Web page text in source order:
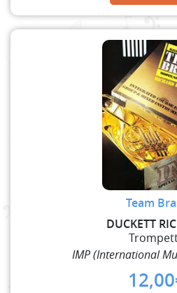
Team
DUCKETT
IMP (International
12,00